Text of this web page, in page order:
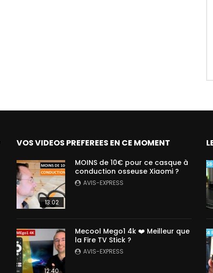
VOS VIDEOS PREFEREES EN CE MOMENT
13:02
MOINS de 10€ pour ce casque à
conduction osseuse Xiaomi ?
AVIS-EXPRESS
12:40
Mecool Mego1 4k ❤️ Meilleur que
la Fire TV Stick ?
AVIS-EXPRESS